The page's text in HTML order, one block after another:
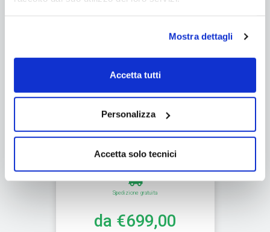
Mostra dettagli
Accetta tutti
Personalizza
Accetta solo tecnici
Armadio da esterno in wicker
ripiani
Spedizione gratuita
da €699,00